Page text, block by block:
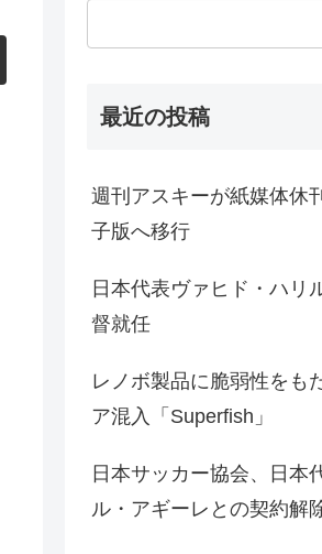
最近の投稿
週刊アスキーが紙媒体休
子版へ移行
日本代表ヴァヒド・ハリ
督就任
レノボ製品に脆弱性をも
ア混入「Superfish」
日本サッカー協会、日本
ル・アギーレとの契約解